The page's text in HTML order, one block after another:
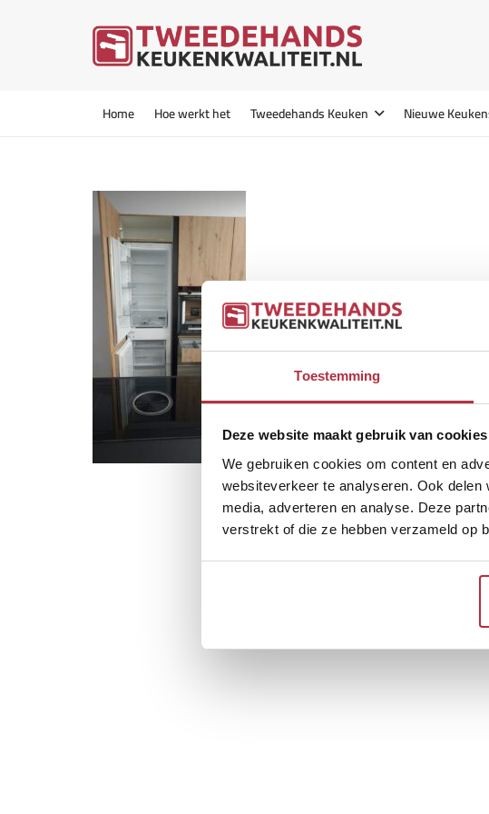
Toestemming
Deze website maakt gebruik van cookies
We gebruiken cookies om content en
websiteverkeer te analyseren. Ook
media, adverteren en analyse. Deze
verstrekt of die ze hebben verzameld op
Home Hoe werkt het Tweedehands Keuken Nieuwe